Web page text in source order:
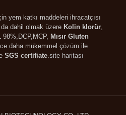
yem katkı maddeleri ihracatçısı
dahil olmak üzere Kolin klorür,
98%,DCP,MCP, Mısır Gluten
daha mükemmel çözüm ile
SGS certifiate.site haritası